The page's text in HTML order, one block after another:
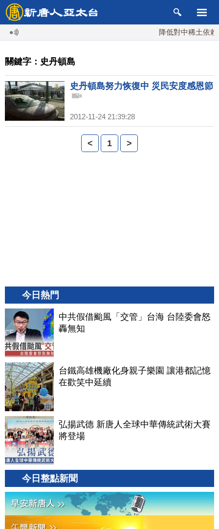
降低對中稀土依賴
關鍵字：史丹頓島
史丹頓島努力恢復中 災民安度感恩節
2012-11-24 21:39:28
< 1 >
今日熱門
中共假借颱風「交管」台海 台陸委會怒
轟無知
台鐵高雄機廠化身親子樂園 讓港都記憶
在歡笑中延續
弘揚武德 新唐人全球中華傳統武術大賽
將登場
今日整點新聞